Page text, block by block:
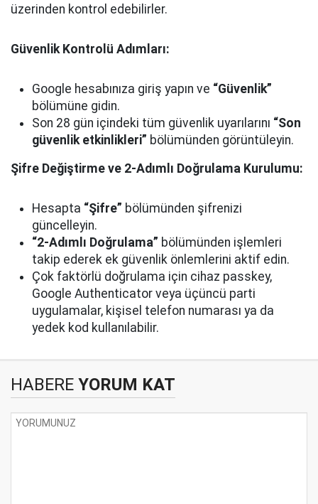
üzerinden kontrol edebilirler.
Güvenlik Kontrolü Adımları:
Google hesabınıza giriş yapın ve “Güvenlik”
bölümüne gidin.
Son 28 gün içindeki tüm güvenlik uyarılarını “Son
güvenlik etkinlikleri” bölümünden görüntüleyin.
Şifre Değiştirme ve 2-Adımlı Doğrulama Kurulumu:
Hesapta “Şifre” bölümünden şifrenizi
güncelleyin.
“2-Adımlı Doğrulama” bölümünden işlemleri
takip ederek ek güvenlik önlemlerini aktif edin.
Çok faktörlü doğrulama için cihaz passkey,
Google Authenticator veya üçüncü parti
uygulamalar, kişisel telefon numarası ya da
yedek kod kullanılabilir.
HABERE YORUM KAT